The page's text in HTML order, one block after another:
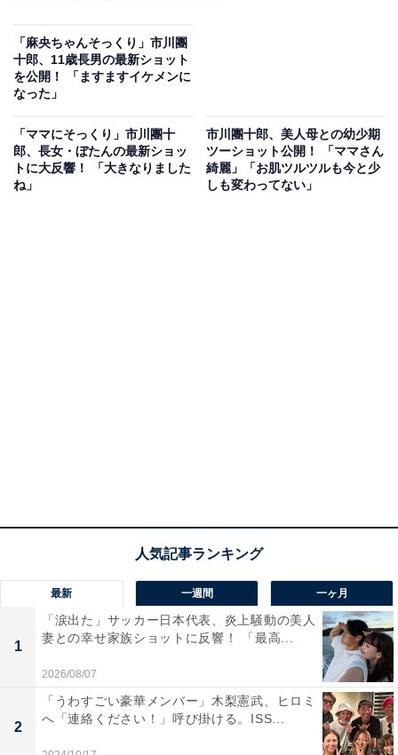
「麻央ちゃんそっくり」市川團
十郎、11歳長男の最新ショット
を公開！ 「ますますイケメンに
なった」
「ママにそっくり」市川團十
郎、長女・ぼたんの最新ショッ
トに大反響！ 「大きなりました
ね」
市川團十郎、美人母との幼少期
ツーショット公開！ 「ママさん
綺麗」「お肌ツルツルも今と少
しも変わってない」
最新 一週間 一ヶ月
1
「涙出た」サッカー日本代表、炎上騒動の美人
妻との幸せ家族ショットに反響！ 「最高...
2026/08/07
2
「うわすごい豪華メンバー」木梨憲武、ヒロミ
へ「連絡ください！」呼び掛ける。ISS...